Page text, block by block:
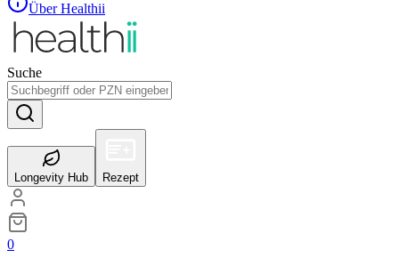
Über Healthii
Suche
Longevity Hub Rezept
0